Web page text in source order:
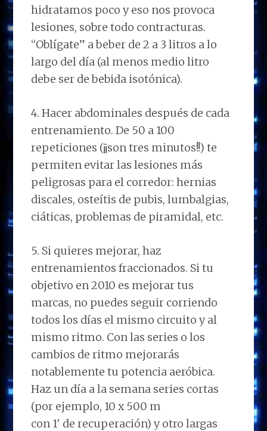
hidratamos poco y eso nos provoca
lesiones, sobre todo contracturas.
“Oblígate” a beber de 2 a 3 litros a lo
largo del día (al menos medio litro
debe ser de bebida isotónica).
4. Hacer abdominales después de cada
entrenamiento. De 50 a 100
repeticiones (¡¡son tres minutos!!) te
permiten evitar las lesiones más
peligrosas para el corredor: hernias
discales, osteítis de pubis, lumbalgias,
ciáticas, problemas de piramidal, etc.
5. Si quieres mejorar, haz
entrenamientos fraccionados. Si tu
objetivo en 2010 es mejorar tus
marcas, no puedes seguir corriendo
todos los días el mismo circuito y al
mismo ritmo. Con las series o los
cambios de ritmo mejorarás
notablemente tu potencia aeróbica.
Haz un día a la semana series cortas
(por ejemplo, 10 x 500 m
con 1′ de recuperación) y otro largas